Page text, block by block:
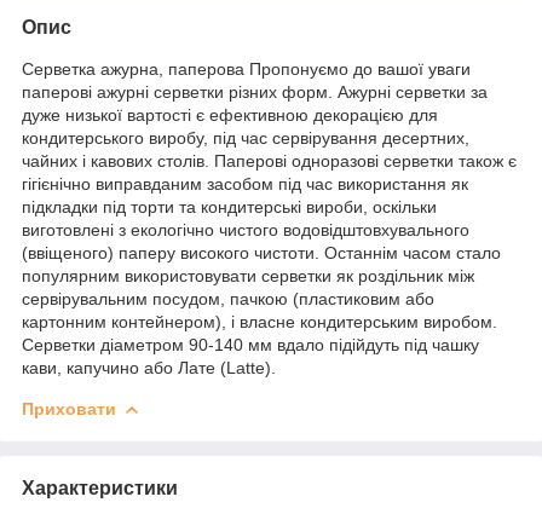
Опис
Серветка ажурна, паперова Пропонуємо до вашої уваги
паперові ажурні серветки різних форм. Ажурні серветки за
дуже низької вартості є ефективною декорацією для
кондитерського виробу, під час сервірування десертних,
чайних і кавових столів. Паперові одноразові серветки також є
гігієнічно виправданим засобом під час використання як
підкладки під торти та кондитерські вироби, оскільки
виготовлені з екологічно чистого водовідштовхувального
(ввіщеного) паперу високого чистоти. Останнім часом стало
популярним використовувати серветки як роздільник між
сервірувальним посудом, пачкою (пластиковим або
картонним контейнером), і власне кондитерським виробом.
Серветки діаметром 90-140 мм вдало підійдуть під чашку
кави, капучино або Лате (Latte).
Приховати
Характеристики